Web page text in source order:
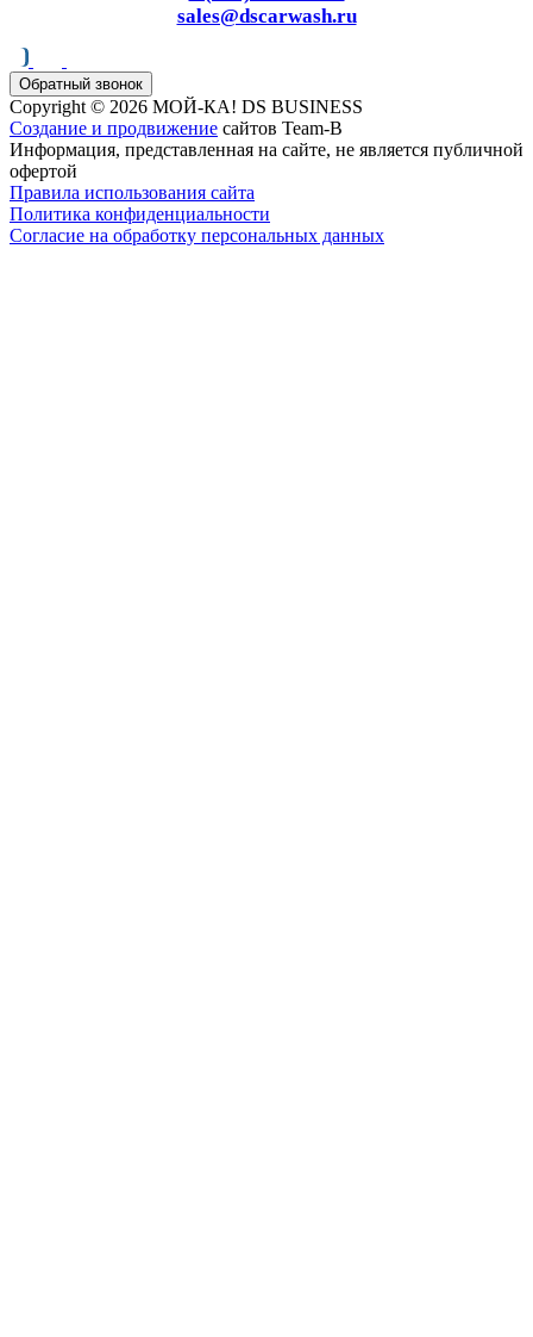
sales@dscarwash.ru
Обратный звонок
Copyright © 2026 МОЙ-КА! DS BUSINESS
Создание и продвижение сайтов Team-B
Информация, представленная на сайте, не является публичной
офертой
Правила использования сайта
Политика конфиденциальности
Согласие на обработку персональных данных